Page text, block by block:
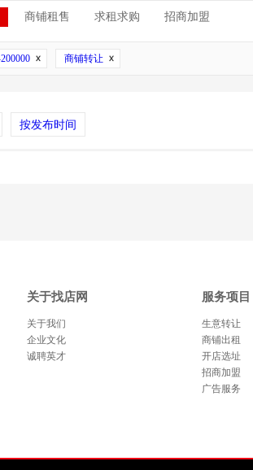
商铺租售 求租求购 招商加盟
商铺转让
按发布时间
关于找店网
关于我们
企业文化
诚聘英才
服务项目
生意转让
商铺出租
开店选址
招商加盟
广告服务